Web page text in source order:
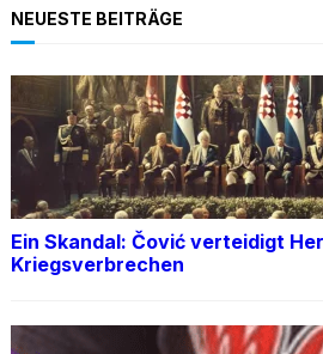
NEUESTE BEITRÄGE
Ein Skandal: Čović verteidigt
Kriegsverbrechen